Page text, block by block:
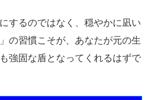
するのではなく、穏やかに凪い
の習慣こそが、あなたが元の生
強固な盾となってくれるはずで